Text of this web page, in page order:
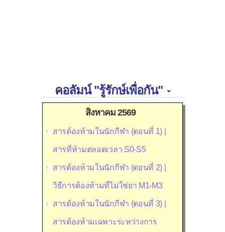
คอลัมน์ "รู้รักษ์เพื่อกัน"
สิงหาคม 2569
สารต้องห้ามในนักกีฬา (ตอนที่ 1) |
สารที่ห้ามตลอดเวลา S0-S5
สารต้องห้ามในนักกีฬา (ตอนที่ 2) |
วิธีการต้องห้ามที่ไม่ใช่ยา M1-M3
สารต้องห้ามในนักกีฬา (ตอนที่ 3) |
สารต้องห้ามเฉพาะระหว่างการ